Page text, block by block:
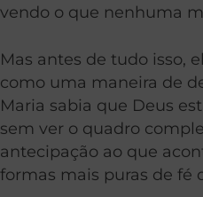
vendo o que nenhuma
Mas antes de tudo isso,
como uma maneira de
Maria sabia que Deus
sem ver o quadro
antecipação ao que
formas mais puras de fé